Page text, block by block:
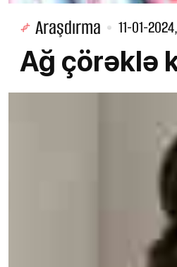
Araşdırma 11-01-
Ağ çörəklə